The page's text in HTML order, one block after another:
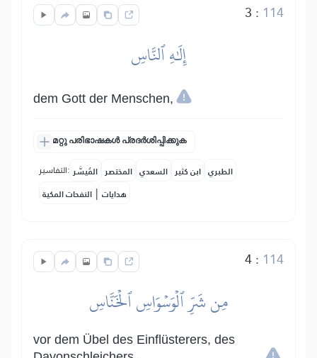
3 : 114
إِلَٰهِ ٱلنَّاسِ
dem Gott der Menschen,
മറ്റു പരിഭാഷകൾ പ്രദർശിപ്പിക്കുക
التفاسير: المُيسَّر المختصر السعدي ابن كثير الطبري
النفحات المكية | هدايات
4: 114
مِن شَرِّ ٱلۡوَسۡوَاسِ ٱلۡخَنَّاسِ
vor dem Übel des Einflüsterers, des